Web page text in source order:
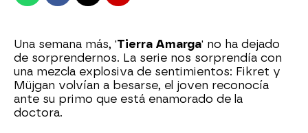
Una semana más, 'Tierra Amarga' no ha dejado
de sorprendernos. La serie nos sorprendía con
una mezcla explosiva de sentimientos: Fikret y
Müjgan volvían a besarse, el joven reconocía
ante su primo que está enamorado de la
doctora.